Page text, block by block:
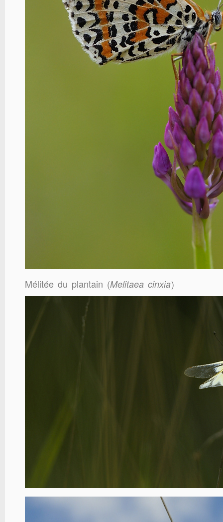
Mélitée du plantain (Melitaea cinxia)